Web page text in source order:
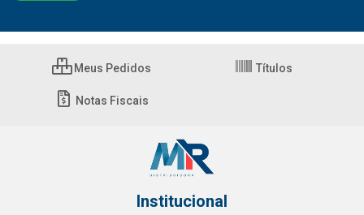
Meus Pedidos Títulos
Notas Fiscais
Institucional